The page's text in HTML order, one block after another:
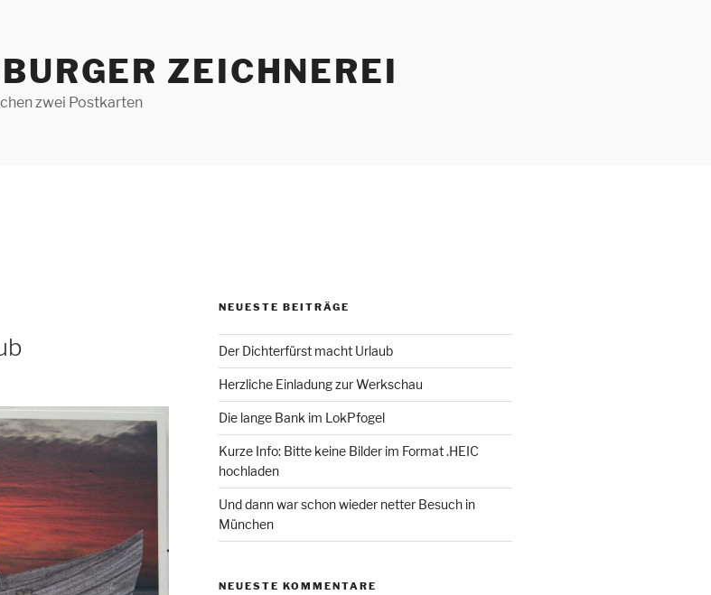
ZEICHNEREI
zwei Postkarten
NEUESTE BEITRÄGE
Der Dichterfürst macht Urlaub
Herzliche Einladung zur Werkschau
Die lange Bank im LokPfogel
Kurze Info: Bitte keine Bilder im Format .HEIC
hochladen
Und dann war schon wieder netter Besuch in
München
NEUESTE KOMMENTARE